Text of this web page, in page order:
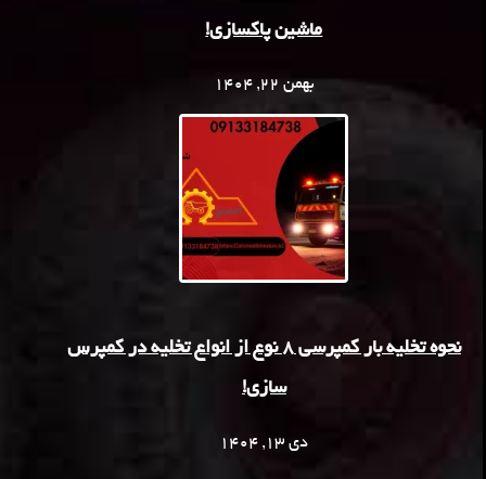
ماشین پاکسازی!
بهمن 22, 1404
نحوه تخلیه بار کمپرسی 8 نوع از انواع تخلیه در کمپرس
سازی!
دی 13, 1404